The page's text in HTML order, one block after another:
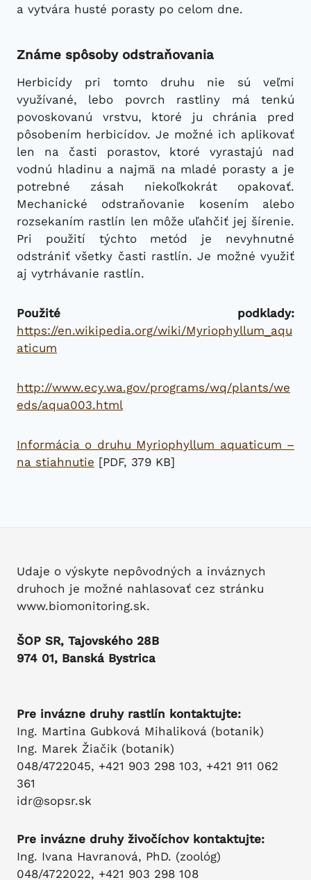
a vytvára husté porasty po celom dne.
Známe spôsoby odstraňovania
Herbicídy pri tomto druhu nie sú veľmi
využívané, lebo povrch rastliny má tenkú
povoskovanú vrstvu, ktoré ju chránia pred
pôsobením herbicídov. Je možné ich aplikovať
len na časti porastov, ktoré vyrastajú nad
vodnú hladinu a najmä na mladé porasty a je
potrebné zásah niekoľkokrát opakovať.
Mechanické odstraňovanie kosením alebo
rozsekaním rastlín len môže uľahčiť jej šírenie.
Pri použití týchto metód je nevyhnutné
odstrániť všetky časti rastlín. Je možné využiť
aj vytrhávanie rastlín.
Použité podklady:
https://en.wikipedia.org/wiki/Myriophyllum_aqu
aticum
http://www.ecy.wa.gov/programs/wq/plants/we
eds/aqua003.html
Informácia o druhu Myriophyllum aquaticum –
na stiahnutie [PDF, 379 KB]
Udaje o výskyte nepôvodných a inváznych
druhoch je možné nahlasovať cez stránku
www.biomonitoring.sk.
ŠOP SR, Tajovského 28B
974 01, Banská Bystrica
Pre invázne druhy rastlín kontaktujte:
Ing. Martina Gubková Mihaliková (botanik)
Ing. Marek Žiačik (botanik)
048/4722045, +421 903 298 103, +421 911 062
361
idr@sopsr.sk
Pre invázne druhy živočíchov kontaktujte:
Ing. Ivana Havranová, PhD. (zoológ)
048/4722022, +421 903 298 108